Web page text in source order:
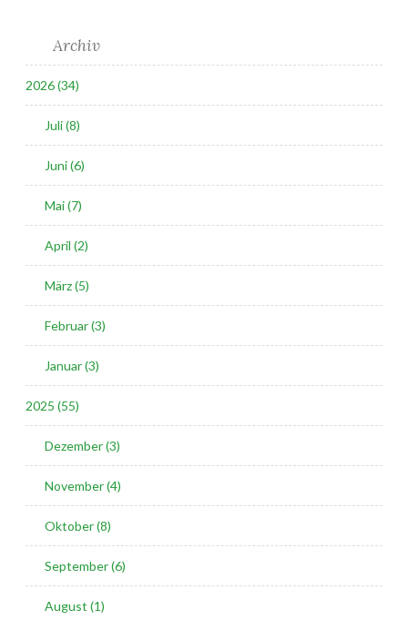
Archiv
2026 (34)
Juli (8)
Juni (6)
Mai (7)
April (2)
März (5)
Februar (3)
Januar (3)
2025 (55)
Dezember (3)
November (4)
Oktober (8)
September (6)
August (1)